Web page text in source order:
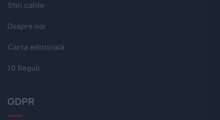
Stiri calde
Despre noi
Carta editorială
10 Reguli
GDPR